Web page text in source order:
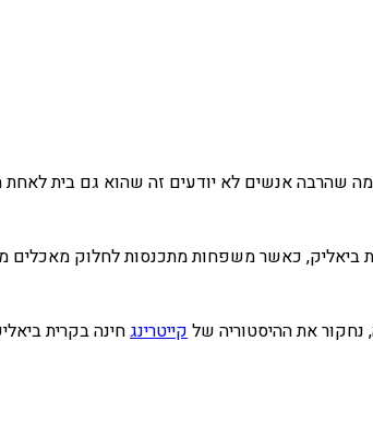
מה שהרבה אנשים לא יודעים זה שהוא גם בית
ביאליק, כאשר משפחות מתכנסות לחלוק מאכלים
נחקור את ההיסטוריה שלקייטרינגחינה בקרית